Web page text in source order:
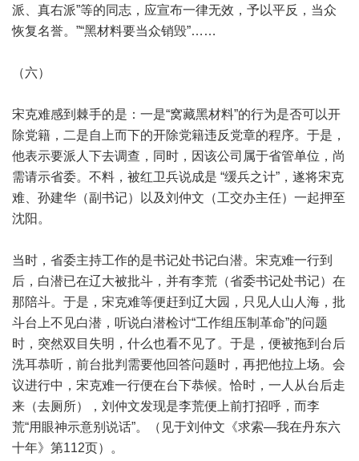
派、真右派”等的同志，应宣布一律无效，予以平反，当众
恢复名誉。”“黑材料要当众销毁”……
（六）
宋克难感到棘手的是：一是“窝藏黑材料”的行为是否可以开
除党籍，二是自上而下的开除党籍违反党章的程序。于是，
他表示要派人下去调查，同时，因该公司属于省管单位，尚
需请示省委。不料，被红卫兵说成是 “缓兵之计”，遂将宋克
难、孙建华（副书记）以及刘仲文（工交办主任）一起押至
沈阳。
当时，省委主持工作的是书记处书记白潜。宋克难一行到
后，白潜已在辽大被批斗，并有李荒（省委书记处书记）在
那陪斗。于是，宋克难等便赶到辽大园，只见人山人海，批
斗台上不见白潜，听说白潜检讨“工作组压制革命”的问题
时，突然双目失明，什么也看不见了。于是，便被拖到台后
洗耳恭听，前台批判需要他回答问题时，再把他拉上场。会
议进行中，宋克难一行便在台下恭候。恰时，一人从台后走
来（去厕所），刘仲文发现是李荒便上前打招呼，而李
荒“用眼神示意别说话”。（见于刘仲文《求索—我在丹东六
十年》第112页）。